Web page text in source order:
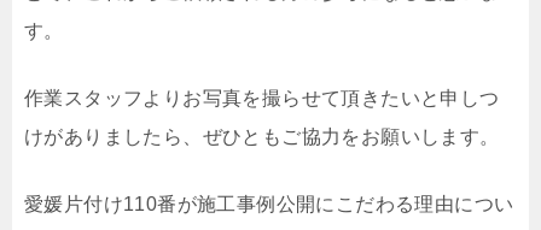
す。
作業スタッフよりお写真を撮らせて頂きたいと申しつ
けがありましたら、ぜひともご協力をお願いします。
愛媛片付け110番が施工事例公開にこだわる理由につい